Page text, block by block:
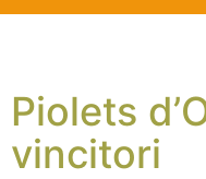
Piolets
vincitori